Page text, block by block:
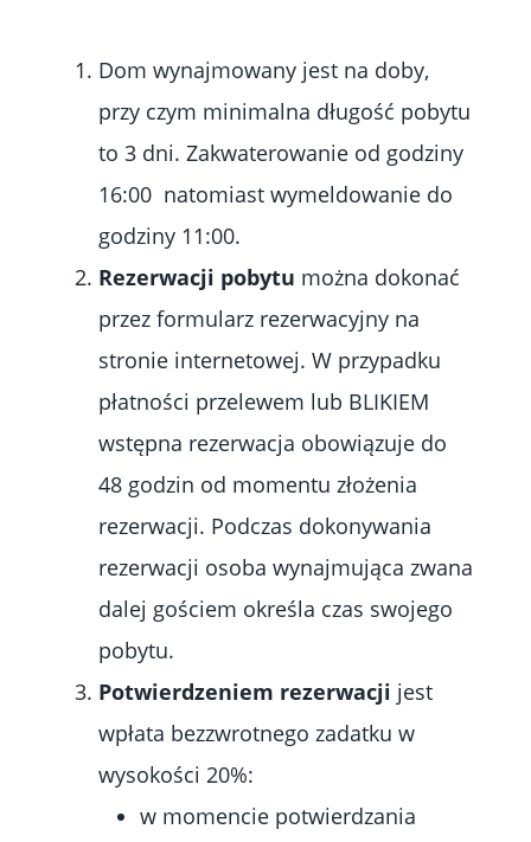
Dom wynajmowany jest na doby,
przy czym minimalna długość pobytu
to 3 dni. Zakwaterowanie od godziny
16:00 natomiast wymeldowanie do
godziny 11:00.
Rezerwacji pobytu można dokonać
przez formularz rezerwacyjny na
stronie internetowej. W przypadku
płatności przelewem lub BLIKIEM
wstępna rezerwacja obowiązuje do
48 godzin od momentu złożenia
rezerwacji. Podczas dokonywania
rezerwacji osoba wynajmująca zwana
dalej gościem określa czas swojego
pobytu.
Potwierdzeniem rezerwacji jest
wpłata bezzwrotnego zadatku w
wysokości 20%:
w momencie potwierdzania